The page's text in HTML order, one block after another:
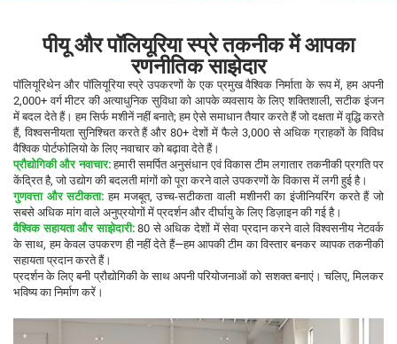
पीयू और पॉलियूरिया स्प्रे तकनीक में आपका
रणनीतिक साझेदार
पॉलियूरिथेन और पॉलियूरिया स्प्रे उपकरणों के एक प्रमुख वैश्विक निर्माता के रूप में, हम अपनी
2,000+ वर्ग मीटर की अत्याधुनिक सुविधा को आपके व्यवसाय के लिए शक्तिशाली, सटीक इंजन
में बदल देते हैं। हम सिर्फ मशीनें नहीं बनाते; हम ऐसे समाधान तैयार करते हैं जो दक्षता में वृद्धि करते
हैं, विश्वसनीयता सुनिश्चित करते हैं और 80+ देशों में फैले 3,000 से अधिक ग्राहकों के विविध
वैश्विक पोर्टफोलियो के लिए नवाचार को बढ़ावा देते हैं।
प्रौद्योगिकी और नवाचार:हमारी समर्पित अनुसंधान एवं विकास टीम लगातार तकनीकी प्रगति पर
केंद्रित है, जो उद्योग की बदलती मांगों को पूरा करने वाले उपकरणों के विकास में लगी हुई है।
गुणवत्ता और सटीकता:हम मजबूत, उच्च-सटीकता वाली मशीनरी का इंजीनियरिंग करते हैं जो
सबसे अधिक मांग वाले अनुप्रयोगों में प्रदर्शन और दीर्घायु के लिए डिज़ाइन की गई है।
वैश्विक सहायता और साझेदारी:80 से अधिक देशों में सेवा प्रदान करने वाले विश्वसनीय नेटवर्क
के साथ, हम केवल उपकरण ही नहीं देते हैं—हम आपकी टीम का विस्तार बनकर व्यापक तकनीकी
सहायता प्रदान करते हैं।
प्रदर्शन के लिए बनी प्रौद्योगिकी के साथ अपनी परियोजनाओं को सशक्त बनाएं। चलिए, मिलकर
भविष्य का निर्माण करें।